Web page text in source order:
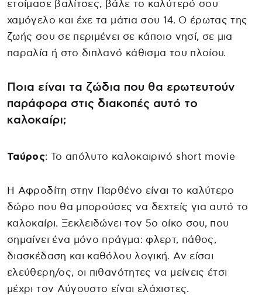
ετοίμασε βαλίτσες, βάλε το καλύτερό σου
χαμόγελο και έχε τα μάτια σου 14. Ο έρωτας της
ζωής σου σε περιμένει σε κάποιο νησί, σε μια
παραλία ή στο διπλανό κάθισμα του πλοίου.
Ποια είναι τα ζώδια που θα ερωτευτούν
παράφορα στις διακοπές αυτό το
καλοκαίρι;
Ταύρος: Το απόλυτο καλοκαιρινό short movie
Η Αφροδίτη στην Παρθένο είναι το καλύτερο
δώρο που θα μπορούσες να δεχτείς για αυτό το
καλοκαίρι. Ξεκλειδώνει τον 5ο οίκο σου, που
σημαίνει ένα μόνο πράγμα: φλερτ, πάθος,
διασκέδαση και καθόλου λογική. Αν είσαι
ελεύθερη/ος, οι πιθανότητες να μείνεις έτσι
μέχρι τον Αύγουστο είναι ελάχιστες.